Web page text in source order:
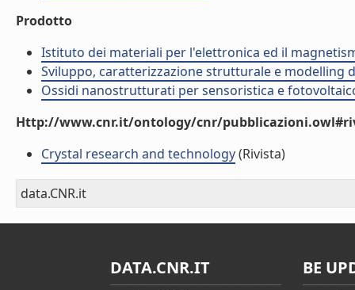
Prodotto
Istituto dei materiali per l'elettronica ed il
Sviluppo, caratterizzazione strutturale e modelling
Ossidi nanostrutturati per sensoristica e fotovoltaico
Http://www.cnr.it/ontology/cnr/
Crystal research and technology(Rivista)
data.CNR.it
DATA.CNR.IT BE